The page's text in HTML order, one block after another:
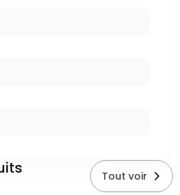
Tout voir